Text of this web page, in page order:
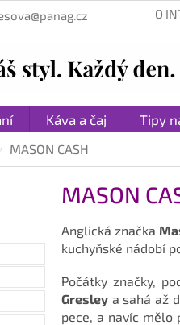
O
Káva a čaj Tipy
MASON CASH
MASON
Anglická značka
kuchyňské nádobí
Počátky značky,
Gresley a sahá až
pece, a navíc